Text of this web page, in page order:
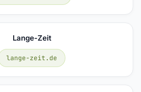
Lange-Zeit
lange-zeit.de